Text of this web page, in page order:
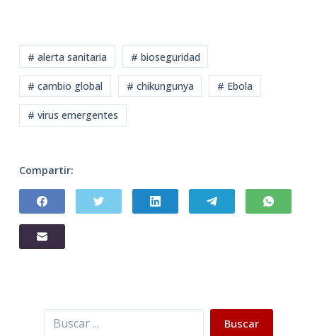
# alerta sanitaria # bioseguridad
# cambio global # chikungunya # Ebola
# virus emergentes
Compartir:
Buscar Buscar